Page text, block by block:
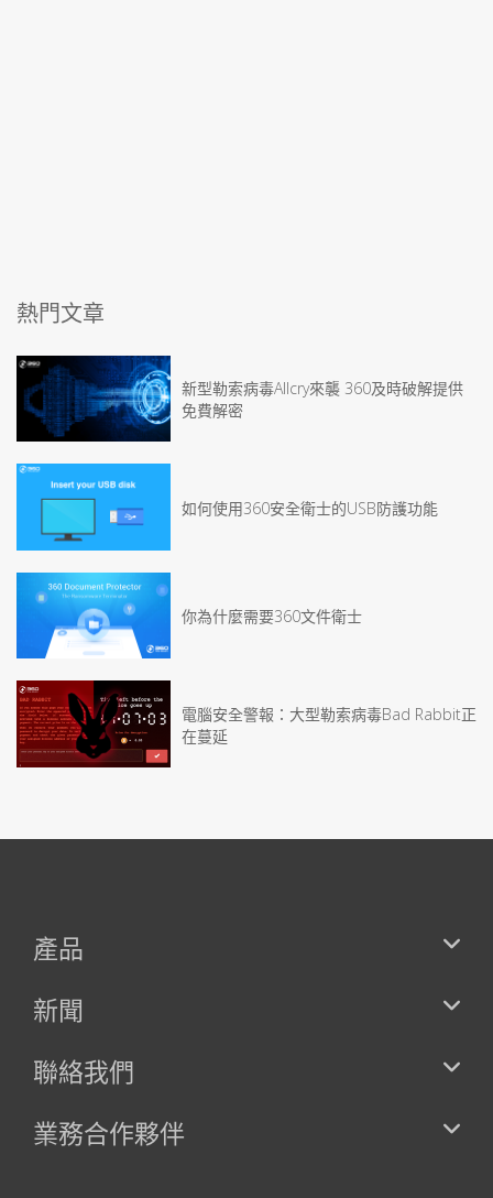
熱門文章
新型勒索病毒Allcry來襲 360及時破解提供
免費解密
如何使用360安全衛士的USB防護功能
你為什麼需要360文件衛士
電腦安全警報：大型勒索病毒Bad Rabbit正
在蔓延
產品
新聞
聯絡我們
業務合作夥伴